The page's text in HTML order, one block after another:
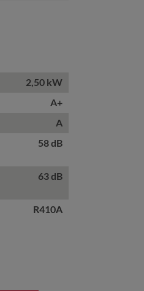
2,50 kW
A+
A
58 dB
63 dB
R410A